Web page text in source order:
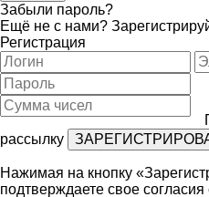
Забыли пароль?
Ещё не с нами?
Регистрация
рассылку
Нажимая на кнопку
подтверждаете свое